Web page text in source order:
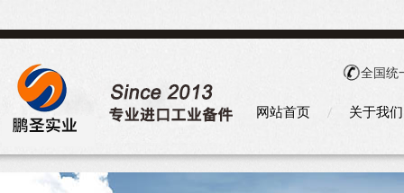
全国统
网站首页 关于我们